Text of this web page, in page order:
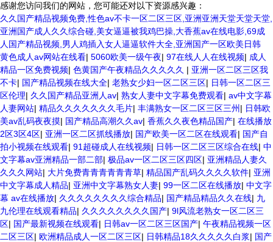
感谢您访问我们的网站，您可能还对以下资源感兴趣：
久久国产精品视频免费,性色av不卡一区二区三区,亚洲亚洲天堂天堂天堂,
亚洲国产成人久久综合碰,美女逼逼被我鸡巴操,大香蕉av在线电影,69成
人国产精品视频,男人鸡插入女人逼逼软件大全,亚洲国产一区欧美日韩
黄色成人av网站在线看| 5060欧美一级午夜| 97在线人人在线视频| 成人
精品一区免费视频| 色黄国产午夜精品久久久久久 | 亚洲一区二区三区我
不卡| 国产精品视频在线大全| 老熟女少妇一区二区三区| 日韩一区二区三
区伦理| 久久国产精品亚洲人av| 熟女人妻中文字幕免费观看| av中文字幕
人妻网站| 精品久久久久久久久毛片| 丰满熟女一区二区三区三州 | 日韩欧
美av乱码夜夜摸| 国产精品高潮久久av| 香蕉久久夜色精品国产| 在线播放
2区3区4区| 亚洲一区二区抓线播放| 国产欧美一区二区在线观看| 国产自
拍小视频在线观看| 91超碰成人在线视频| 日韩一区二区三区综合在线| 中
文字幕av亚洲精品一部二部| 极品av一区二区三区四区| 亚洲精品人妻久
久久久网站| 大片免费青青青青青青草| 精品国产乱码久久久久软件| 亚洲
中文字幕成人精品| 亚洲中文字幕熟女人妻| 99一区二区在线播放| 中文字
幕 av在线播放| 久久久久久久久久综合精品| 国产精品精品久久在线| 九
九伦理在线观看精品| 久久久久久久久久国产| 9l风流老熟女一区二区三
区| 国产最新视频在线观看| 日韩av一区二区三区国产| 午夜精品视频一区
二区三区| 欧洲精品成人一区二区三区| 日韩精品18久久久久久白浆| 国产